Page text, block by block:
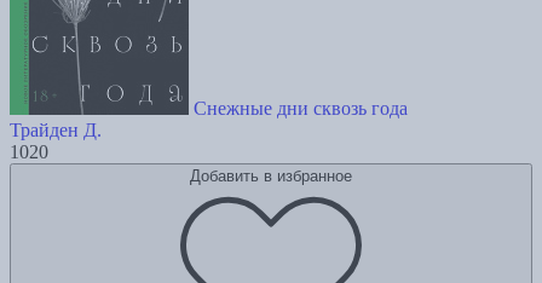
Снежные дни сквозь года
Трайден Д.
1020
Добавить в избранное